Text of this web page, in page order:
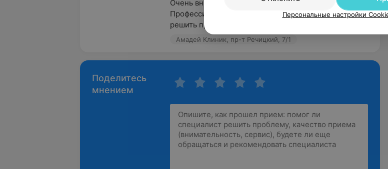
Очень внимательный и хороший доктор.
Профессионал своего дела. Знает своё дело. Помогла
решить проблему с моим зрением. ...
Амадей Клиник, пр-т Речицкий, 7/1
Поделитесь
мнением
Персональные настройки